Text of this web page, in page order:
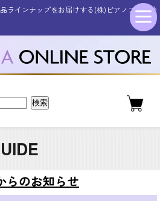
ラインナップをお届けする(株)ピアノプラザ公
ヤマハ
ローランド
ップライトピアノ
エレドラ
ター・ベース
金管楽器
電子楽器
スタンダード
+スマホ
ピアノ用
らのお知らせ